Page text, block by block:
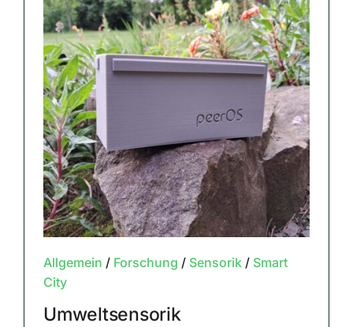
Allgemein / Forschung / Sensorik/ Smart
City
Umweltsensorik